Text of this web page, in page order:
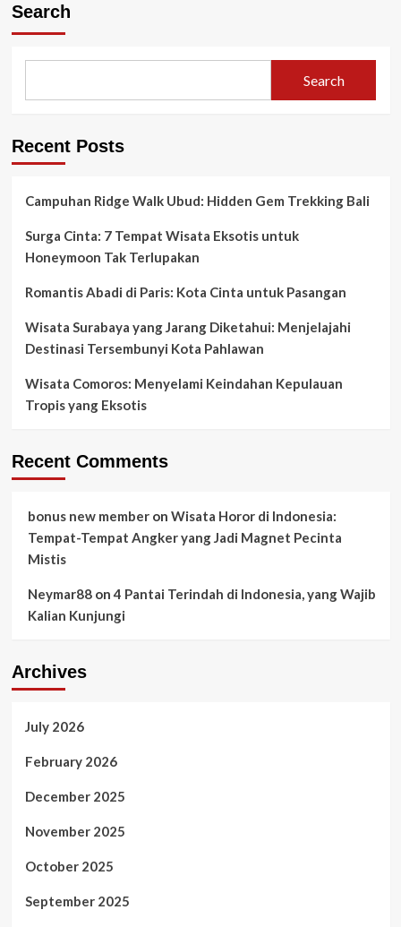
Search
Search
Recent Posts
Campuhan Ridge Walk Ubud: Hidden Gem Trekking Bali
Surga Cinta: 7 Tempat Wisata Eksotis untuk
Honeymoon Tak Terlupakan
Romantis Abadi di Paris: Kota Cinta untuk Pasangan
Wisata Surabaya yang Jarang Diketahui: Menjelajahi
Destinasi Tersembunyi Kota Pahlawan
Wisata Comoros: Menyelami Keindahan Kepulauan
Tropis yang Eksotis
Recent Comments
bonus new memberon Wisata Horor di Indonesia:
Tempat-Tempat Angker yang Jadi Magnet Pecinta
Mistis
Neymar88on4 Pantai Terindah di Indonesia, yang Wajib
Kalian Kunjungi
Archives
July 2026
February 2026
December 2025
November 2025
October 2025
September 2025